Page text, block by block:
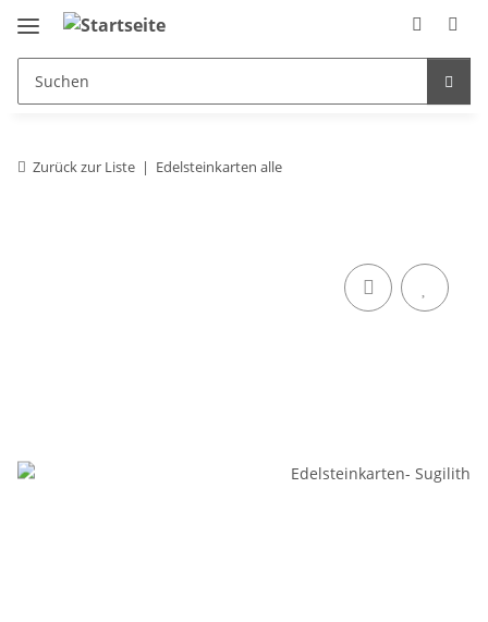
Zurück zur Liste Edelsteinkarten alle